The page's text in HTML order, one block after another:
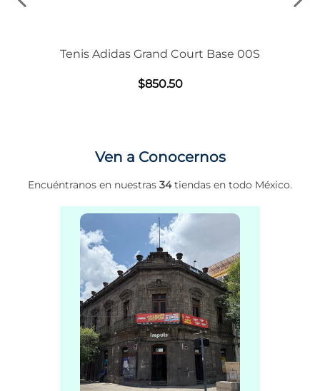
Tenis Adidas Grand Court Base 00S
$850.50
Ven a Conocernos
Encuéntranos en nuestras 34tiendas en todo México.